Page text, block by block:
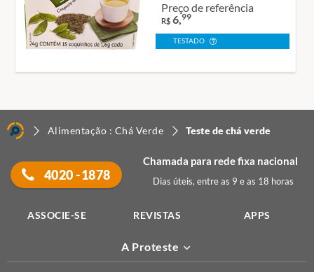
Preço de referência
R$ 6,99
TESTADO
Alimentação : Chá Verde Teste de chá verde
4020 -1878
Chamada para rede fixa nacional
Dias úteis, entre as 9 e as 18 horas
ASSOCIE-SE REVISTAS APPS
A Proteste